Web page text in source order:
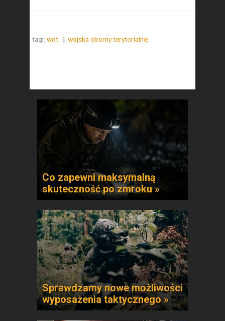
tagi: wot wojska oborny terytorialnej
Co zapewni maksymalną
skuteczność po zmroku »
Sprawdzamy nowe możliwości
wyposażenia taktycznego »